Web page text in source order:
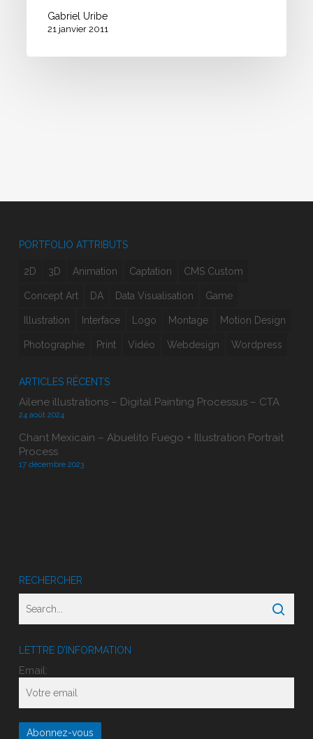
Gabriel Uribe
21 janvier 2011
PORTFOLIO ATTRIBUTS
2D 3D Animation Captation CMS Custom
Concept Art DA Data Visualisation Game
Illustration Interface Logo Montage Motion Design
Photographie Print Vidéo Webdesign Wordpress
ARTICLES RÉCENTS
Ailene illustrations – Digital Painting Processus – CTA
24 août 2024
Chant Mexicain – Abuelito Fuego + Illustration Portrait
Process
17 décembre 2023
RECHERCHER
LETTRE D’INFORMATION
Email: